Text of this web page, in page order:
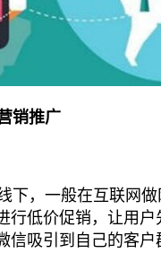
销推广
，一般在互联网做
行低价促销，让用户
信吸引到自己的客户